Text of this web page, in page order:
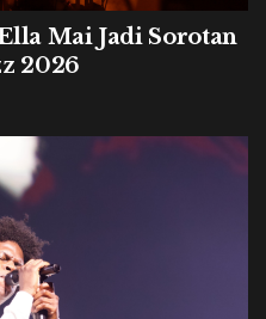
Mai Jadi Sorotan
2026